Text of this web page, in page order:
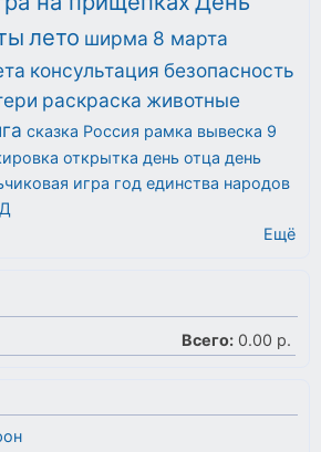
лето ширма 8 марта
консультация безопасность
раскраска животные
сказка Россия рамка вывеска 9
открытка день отца день
игра год единства народов
Ещё
Всего: 0.00 р.